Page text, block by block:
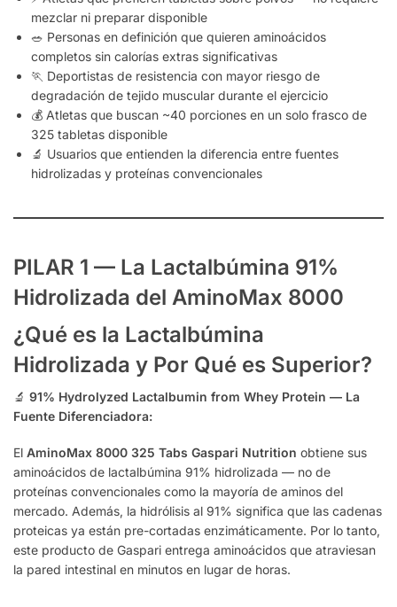
mezclar ni preparar disponible
🥗 Personas en definición que quieren aminoácidos
completos sin calorías extras significativas
🏃 Deportistas de resistencia con mayor riesgo de
degradación de tejido muscular durante el ejercicio
💰 Atletas que buscan ~40 porciones en un solo frasco de
325 tabletas disponible
🔬 Usuarios que entienden la diferencia entre fuentes
hidrolizadas y proteínas convencionales
PILAR 1 — La Lactalbúmina 91%
Hidrolizada del AminoMax 8000
¿Qué es la Lactalbúmina
Hidrolizada y Por Qué es Superior?
🔬 91% Hydrolyzed Lactalbumin from Whey Protein — La
Fuente Diferenciadora:
El AminoMax 8000 325 Tabs Gaspari Nutrition obtiene sus
aminoácidos de lactalbúmina 91% hidrolizada — no de
proteínas convencionales como la mayoría de aminos del
mercado. Además, la hidrólisis al 91% significa que las cadenas
proteicas ya están pre-cortadas enzimáticamente. Por lo tanto,
este producto de Gaspari entrega aminoácidos que atraviesan
la pared intestinal en minutos en lugar de horas.